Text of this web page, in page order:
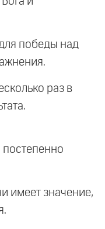
победы над
раз в
имеет значение,